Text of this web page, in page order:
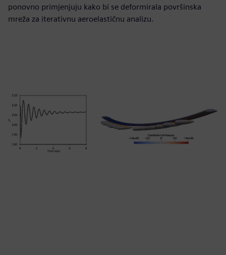
ponovno primjenjuju kako bi se deformirala površinska
mreža za iterativnu aeroelastičnu analizu.